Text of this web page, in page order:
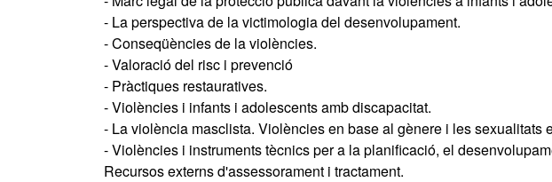
- La perspectiva de la victimologia del desenvolupament.
- Conseqüències de la violències.
- Valoració del risc i prevenció
- Pràctiques restauratives.
- Violències i infants i adolescents amb discapacitat.
- La violència masclista. Violències en base al gènere i les sexualitats
- Violències i instruments tècnics per a la planificació, el
Recursos externs d'assessorament i tractament.